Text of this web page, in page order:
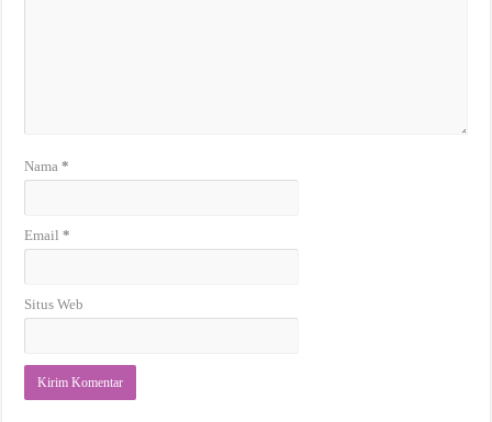
Nama*
Email*
Situs Web